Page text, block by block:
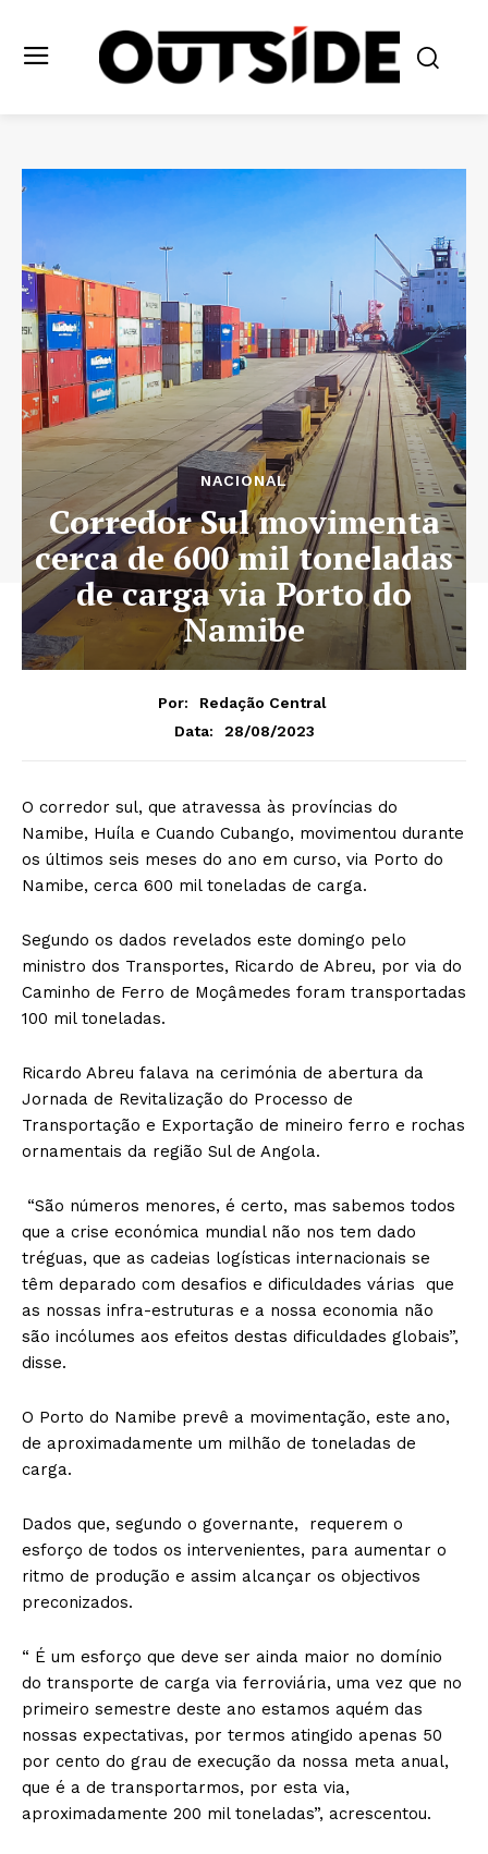
NACIONAL
Corredor Sul movimenta
cerca de 600 mil toneladas
de carga via Porto do
Namibe
Por:
Redação Central
Data:
28/08/2023
O corredor sul, que atravessa às províncias do
Namibe, Huíla e Cuando Cubango, movimentou durante
os últimos seis meses do ano em curso, via Porto do
Namibe, cerca 600 mil toneladas de carga.
Segundo os dados revelados este domingo pelo
ministro dos Transportes, Ricardo de Abreu, por via do
Caminho de Ferro de Moçâmedes foram transportadas
100 mil toneladas.
Ricardo Abreu falava na cerimónia de abertura da
Jornada de Revitalização do Processo de
Transportação e Exportação de mineiro ferro e rochas
ornamentais da região Sul de Angola.
“São números menores, é certo, mas sabemos todos
que a crise económica mundial não nos tem dado
tréguas, que as cadeias logísticas internacionais se
têm deparado com desafios e dificuldades várias que
as nossas infra-estruturas e a nossa economia não
são incólumes aos efeitos destas dificuldades globais”,
disse.
O Porto do Namibe prevê a movimentação, este ano,
de aproximadamente um milhão de toneladas de
carga.
Dados que, segundo o governante, requerem o
esforço de todos os intervenientes, para aumentar o
ritmo de produção e assim alcançar os objectivos
preconizados.
“ É um esforço que deve ser ainda maior no domínio
do transporte de carga via ferroviária, uma vez que no
primeiro semestre deste ano estamos aquém das
nossas expectativas, por termos atingido apenas 50
por cento do grau de execução da nossa meta anual,
que é a de transportarmos, por esta via,
aproximadamente 200 mil toneladas”, acrescentou.